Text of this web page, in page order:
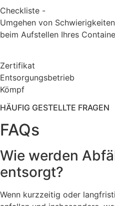
Checkliste -
Umgehen von Schwierigkeiten
beim Aufstellen Ihres
Zertifikat
Entsorgungsbetrieb
Kömpf
HÄUFIG GESTELLTE FRAGEN
FAQs
Wie werden
entsorgt?
Wenn kurzzeitig oder